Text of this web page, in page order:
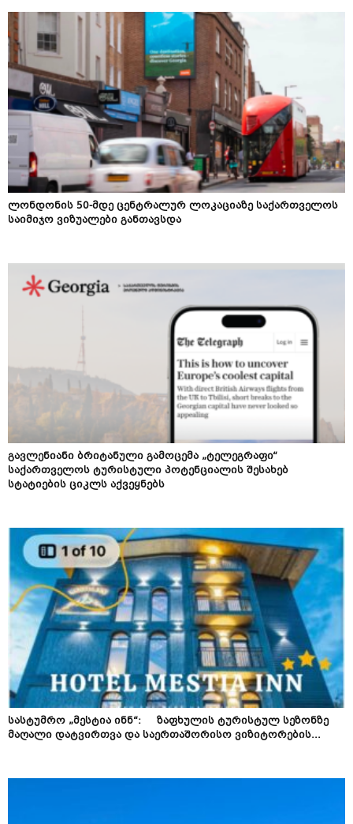
ლონდონის 50-მდე ცენტრალურ ლოკაციაზე საქართველოს
საიმიჯო ვიზუალები განთავსდა
გავლენიანი ბრიტანული გამოცემა „ტელეგრაფი“
საქართველოს ტურისტული პოტენციალის შესახებ
სტატიების ციკლს აქვეყნებს
სასტუმრო „მესტია ინნ“: ზაფხულის ტურისტულ სეზონზე
მაღალი დატვირთვა და საერთაშორისო ვიზიტორების...